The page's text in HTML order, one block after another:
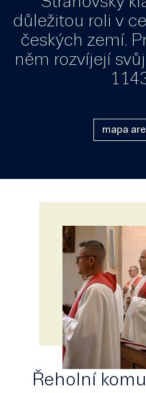
důležitou roli v
českých zemí.
něm rozvíjejí
mapa
Řeholní